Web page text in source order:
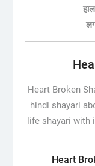
Heart Broken
hindi shayari
life shayari with
Heart